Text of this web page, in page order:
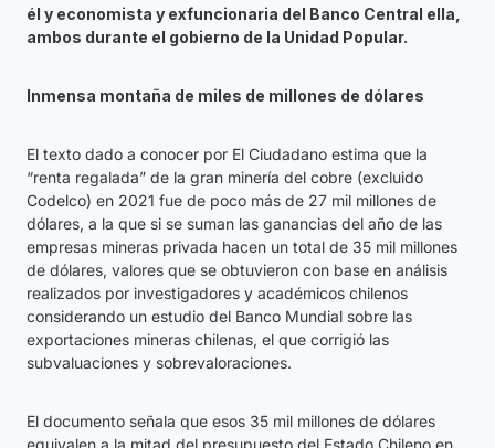
él y economista y exfuncionaria del Banco Central ella,
ambos durante el gobierno de la Unidad Popular.
Inmensa montaña de miles de millones de dólares
El texto dado a conocer por El Ciudadano estima que la
“renta regalada” de la gran minería del cobre (excluido
Codelco) en 2021 fue de poco más de 27 mil millones de
dólares, a la que si se suman las ganancias del año de las
empresas mineras privada hacen un total de 35 mil millones
de dólares, valores que se obtuvieron con base en análisis
realizados por investigadores y académicos chilenos
considerando un estudio del Banco Mundial sobre las
exportaciones mineras chilenas, el que corrigió las
subvaluaciones y sobrevaloraciones.
El documento señala que esos 35 mil millones de dólares